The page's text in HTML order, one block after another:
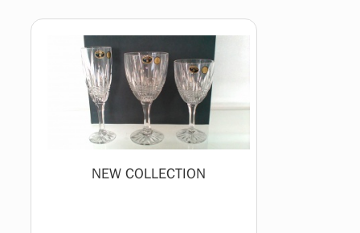
NEW COLLECTION